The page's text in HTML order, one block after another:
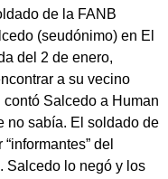
de la FANB
(seudónimo) en El
del 2 de enero,
a su vecino
Salcedo a Human
no sabía. El soldado de
del
Salcedo lo negó y los